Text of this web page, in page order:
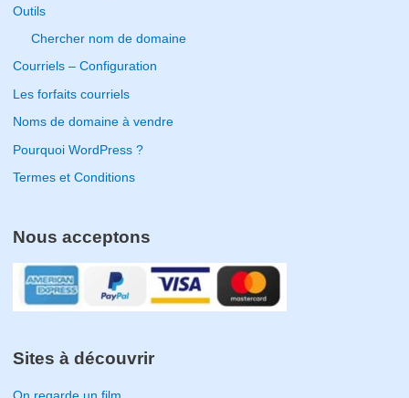
:Outils
Chercher nom de domaine
Courriels – Configuration
Les forfaits courriels
Noms de domaine à vendre
Pourquoi WordPress ?
Termes et Conditions
Nous acceptons
Sites à découvrir